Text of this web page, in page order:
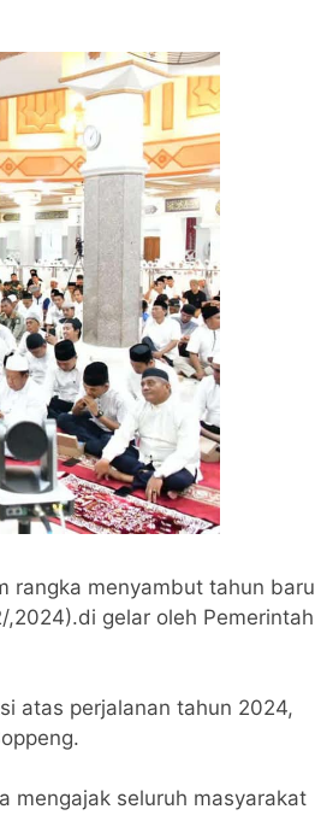
rangka menyambut tahun baru
gelar oleh Pemerintah
atas perjalanan tahun 2024,
mengajak seluruh masyarakat